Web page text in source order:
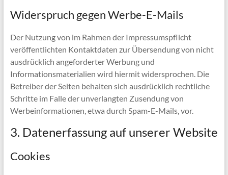
Widerspruch gegen Werbe-E-Mails
Der Nutzung von im Rahmen der Impressumspflicht
veröffentlichten Kontaktdaten zur Übersendung von nicht
ausdrücklich angeforderter Werbung und
Informationsmaterialien wird hiermit widersprochen. Die
Betreiber der Seiten behalten sich ausdrücklich rechtliche
Schritte im Falle der unverlangten Zusendung von
Werbeinformationen, etwa durch Spam-E-Mails, vor.
3. Datenerfassung auf unserer Website
Cookies